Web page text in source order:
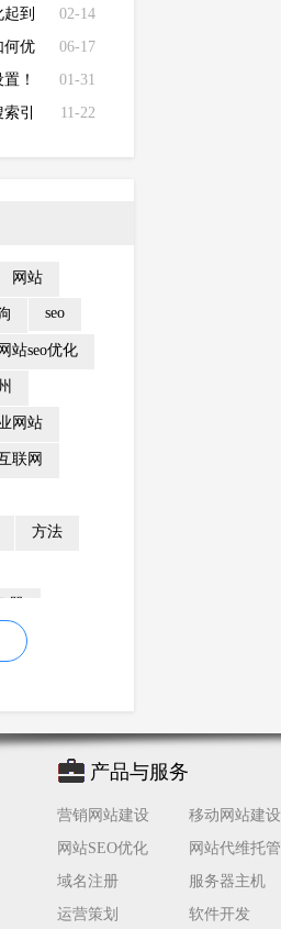
02-14
到
06-17
何优
01-31
！
11-22
引
网站
seo
网站seo优化
网站
联网
方法
页面
公司
产品与服务
营销网站建设
移动网站建设
网站SEO优化
网站代维托管
域名注册
服务器主机
运营策划
软件开发